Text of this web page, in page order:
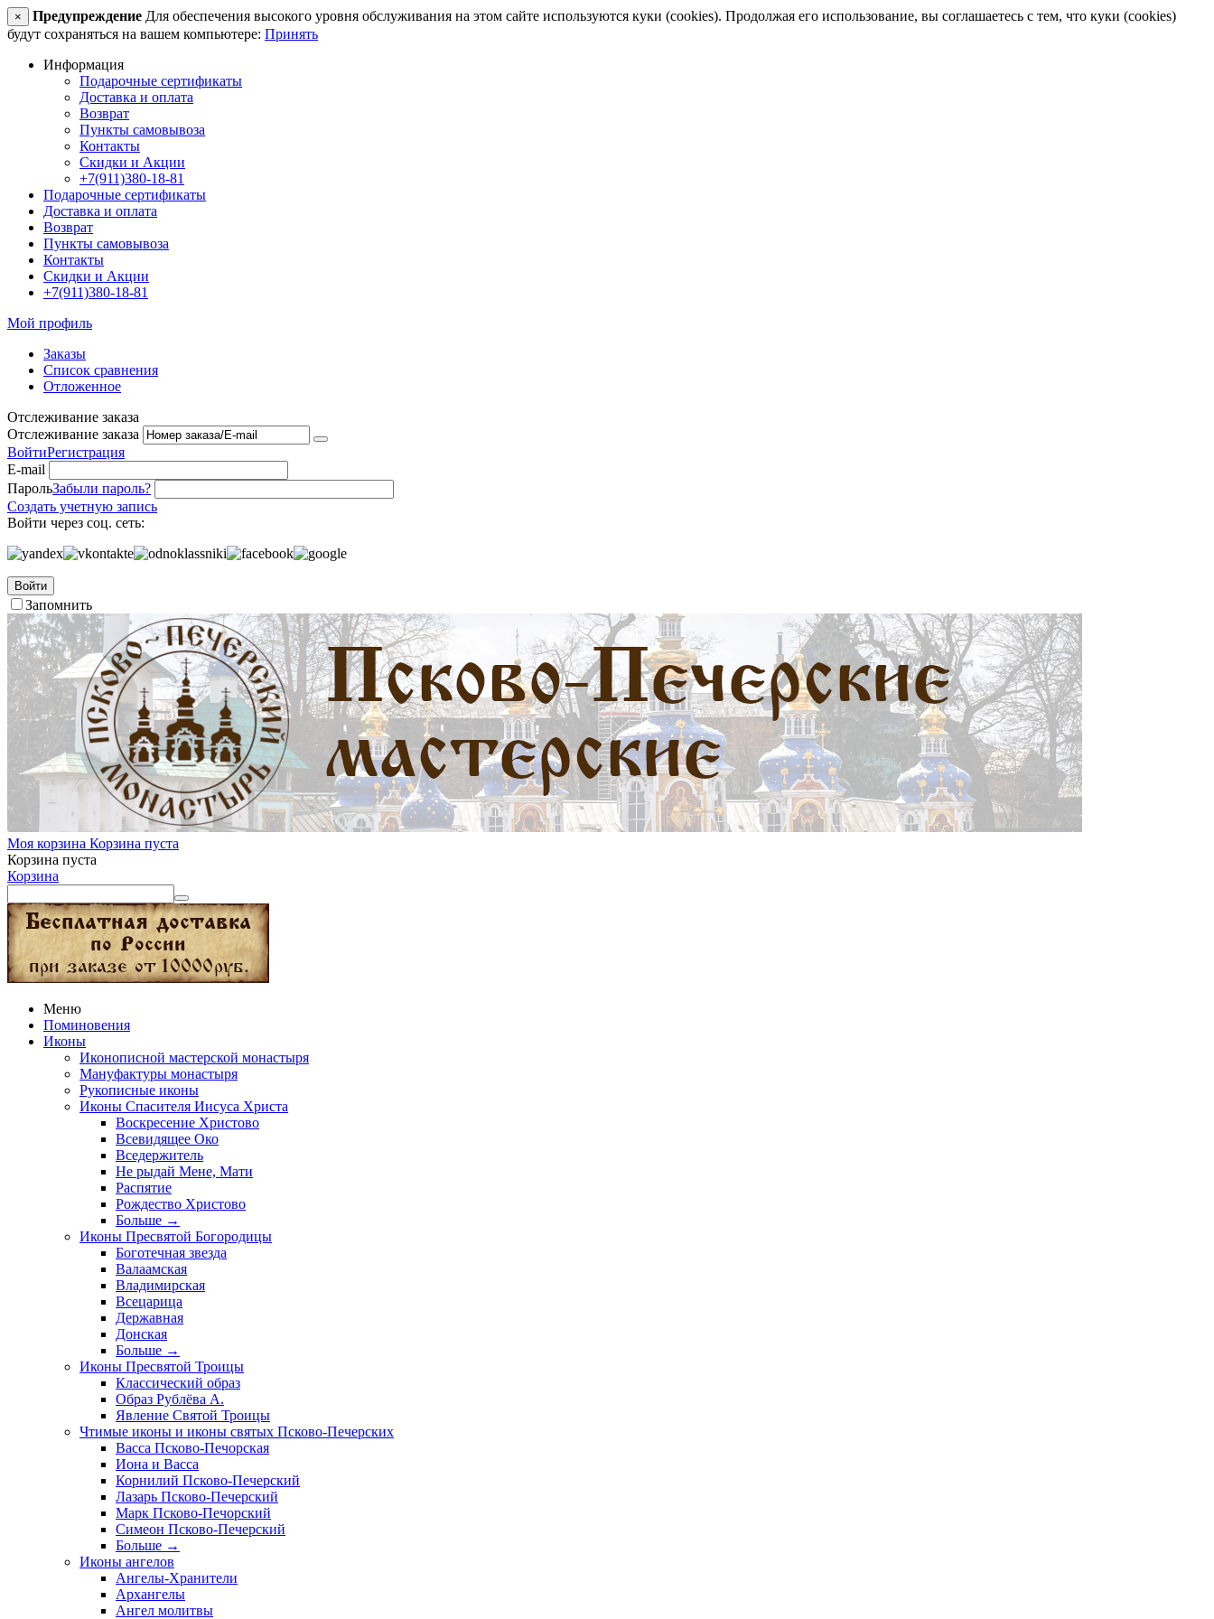
× Предупреждение Для обеспечения высокого уровня обслуживания на этом сайте используются куки (cookies). Продолжая его использование, вы соглашаетесь с тем, что куки (cookies)
будут сохраняться на вашем компьютере: Принять
Информация
Подарочные сертификаты
Доставка и оплата
Возврат
Пункты самовывоза
Контакты
Скидки и Акции
+7(911)380-18-81
Подарочные сертификаты
Доставка и оплата
Возврат
Пункты самовывоза
Контакты
Скидки и Акции
+7(911)380-18-81
Мой профиль
Заказы
Список сравнения
Отложенное
Отслеживание заказа
Отслеживание заказа
ВойтиРегистрация
E-mail
ПарольЗабыли пароль?
Создать учетную запись
Войти через соц. сеть:
Войти
Запомнить
Моя корзина Корзина пуста
Корзина пуста
Корзина
Меню
Поминовения
Иконы
Иконописной мастерской монастыря
Мануфактуры монастыря
Рукописные иконы
Иконы Спасителя Иисуса Христа
Воскресение Христово
Всевидящее Око
Вседержитель
Не рыдай Мене, Мати
Распятие
Рождество Христово
Больше →
Иконы Пресвятой Богородицы
Боготечная звезда
Валаамская
Владимирская
Всецарица
Державная
Донская
Больше →
Иконы Пресвятой Троицы
Классический образ
Образ Рублёва А.
Явление Святой Троицы
Чтимые иконы и иконы святых Псково-Печерских
Васса Псково-Печорская
Иона и Васса
Корнилий Псково-Печерский
Лазарь Псково-Печерский
Марк Псково-Печорский
Симеон Псково-Печерский
Больше →
Иконы ангелов
Ангелы-Хранители
Архангелы
Ангел молитвы